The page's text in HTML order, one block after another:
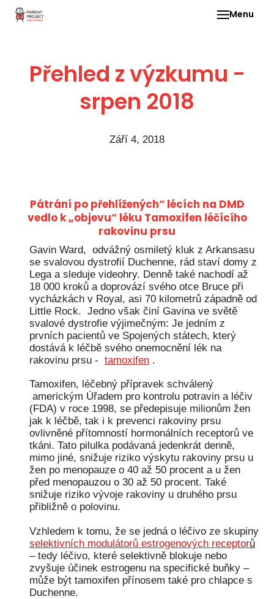
Menu
Přehled z výzkumu -
srpen 2018
Září 4, 2018
Pátrání po přehlížených“ lécích na DMD
vedlo k „objevu“ léku Tamoxifen léčícího
rakovinu prsu
Gavin Ward, odvážný osmiletý kluk z Arkansasu
se svalovou dystrofií Duchenne, rád staví domy z
Lega a sleduje videohry. Denně také nachodí až
18 000 kroků a doprovází svého otce Bruce při
vycházkách v Royal, asi 70 kilometrů západně od
Little Rock. Jedno však činí Gavina ve světě
svalové dystrofie výjimečným: Je jedním z
prvních pacientů ve Spojených státech, který
dostává k léčbě svého onemocnění lék na
rakovinu prsu - tamoxifen .
Tamoxifen, léčebný přípravek schválený
americkým Úřadem pro kontrolu potravin a léčiv
(FDA) v roce 1998, se předepisuje milionům žen
jak k léčbě, tak i k prevenci rakoviny prsu
ovlivněné přítomností hormonálních receptorů ve
tkáni. Tato pilulka podávaná jedenkrát denně,
mimo jiné, snižuje riziko výskytu rakoviny prsu u
žen po menopauze o 40 až 50 procent a u žen
před menopauzou o 30 až 50 procent. Také
snižuje riziko vývoje rakoviny u druhého prsu
přibližně o polovinu.
Vzhledem k tomu, že se jedná o léčivo ze skupiny
selektivních modulátorů estrogenových receptorů
– tedy léčivo, které selektivně blokuje nebo
zvyšuje účinek estrogenu na specifické buňky –
může být tamoxifen přínosem také pro chlapce s
Duchenne.